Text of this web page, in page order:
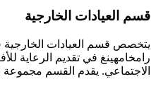
قسم العيادات الخارجية
يتخصص قسم العيادات
رامخامهينغ في تقديم الرعاية
الاجتماعي. يقدم القسم مجموعة